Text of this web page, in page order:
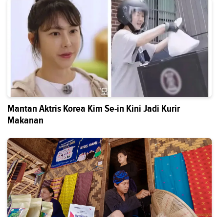
Mantan Aktris Korea Kim Se-in Kini Jadi Kurir
Makanan